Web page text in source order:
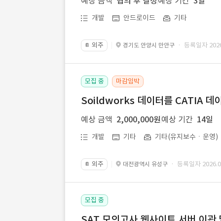
개발 안드로이드 기타
📔 외주 경기도 안양시 만안구 · 등록일자
모집 중 마감임박
Soildworks 데이터를 CATIA 데
예상 금액 2,000,000원 예상 기간 14일
개발 기타 기타(유지보수ㆍ운영)
📔 외주 대전광역시 유성구 · 등록일자
모집 중